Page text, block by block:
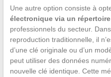
Une autre option consiste à
électronique via un
professionnels du secteur.
reproduction traditionnelle, il
d’une clé originale ou d’un
peut utiliser des données
nouvelle clé identique. Cette